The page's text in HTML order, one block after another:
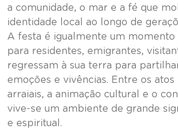
a comunidade, o mar e a fé que
identidade local ao longo de
A festa é igualmente um
para residentes, emigrantes,
regressam à sua terra para
emoções e vivências. Entre os atos
arraiais, a animação cultural e o
vive-se um ambiente de grande
e espiritual.